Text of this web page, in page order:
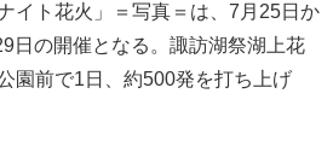
イト花火」＝写真＝は、7月25日か
日の開催となる。諏訪湖祭湖上花
園前で1日、約500発を打ち上げ